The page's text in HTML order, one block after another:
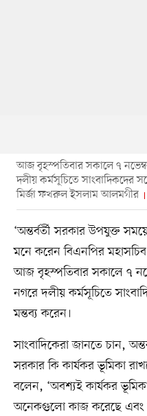
আজ বৃহস্পতিবার সকালে ৭
দলীয় কর্মসূচিতে সাংবাদিকদের
মির্জা ফখরুল ইসলাম আলমগীর
‘অন্তর্বর্তী সরকার উপযুক্ত
মনে করেন বিএনপির
আজ বৃহস্পতিবার সকালে ৭
নগরে দলীয় কর্মসূচিতে
মন্তব্য করেন।
সাংবাদিকেরা জানতে চান,
সরকার কি কার্যকর ভূমিকা
বলেন, ‘অবশ্যই কার্যকর
অনেকগুলো কাজ করেছে এবং